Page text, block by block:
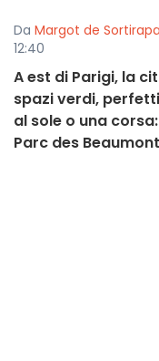
Da Margot de
12:40
A est di Parigi, la
spazi verdi,
al sole o una
Parc des